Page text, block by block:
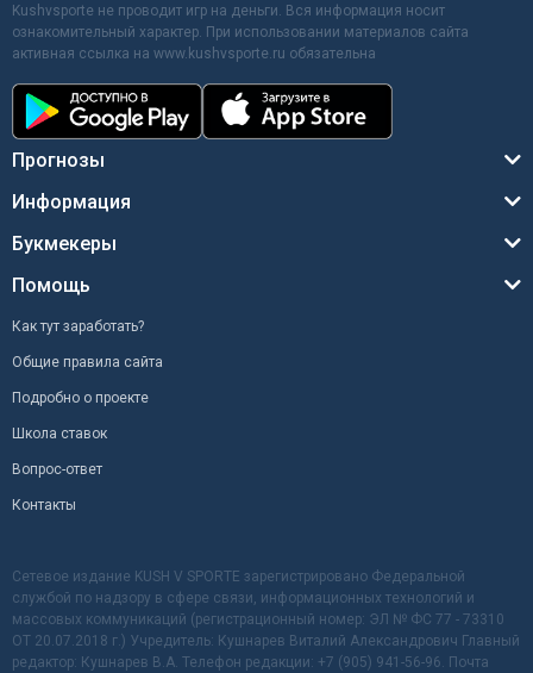
Kushvsporte не проводит игр на деньги. Вся информация носит
ознакомительный характер. При использовании материалов сайта
активная ссылка на www.kushvsporte.ru обязательна
Прогнозы
Информация
Букмекеры
Помощь
Как тут заработать?
Общие правила сайта
Подробно о проекте
Школа ставок
Вопрос-ответ
Контакты
Сетевое издание KUSH V SPORTE зарегистрировано Федеральной
службой по надзору в сфере связи, информационных технологий и
массовых коммуникаций (регистрационный номер: ЭЛ № ФС 77 - 73310
ОТ 20.07.2018 г.) Учредитель: Кушнарев Виталий Александрович Главный
редактор: Кушнарев В.А. Телефон редакции: +7 (905) 941-56-96. Почта